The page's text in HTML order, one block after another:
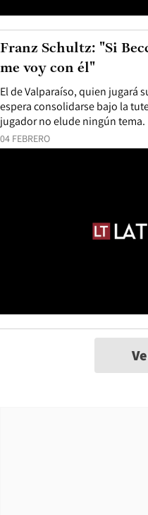
04 FEBRERO
El de Valparaíso, quien jugará
espera consolidarse bajo la
jugador no elude ningún tema.
Franz Schultz: "Si
me voy con él"